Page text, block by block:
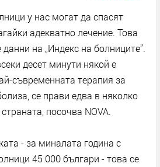
у нас могат да спасят
адекватно лечение. Това
на „Индекс на болниците”.
десет минути някой е
съвременната терапия за
се прави едва в няколко
посочва NOVA.
- за миналата година с
45 000 българи - това се